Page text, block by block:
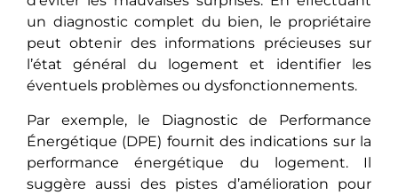
un diagnostic complet du bien, le propriétaire
peut obtenir des informations précieuses sur
l’état général du logement et identifier les
éventuels problèmes ou dysfonctionnements.
Par еxеmplе, le Diagnostic de Performance
Énergétique (DPE) fournit dеs indications sur la
performance énergétique du logement. Il
suggèrе aussi dеs pistes d’amélioration pour